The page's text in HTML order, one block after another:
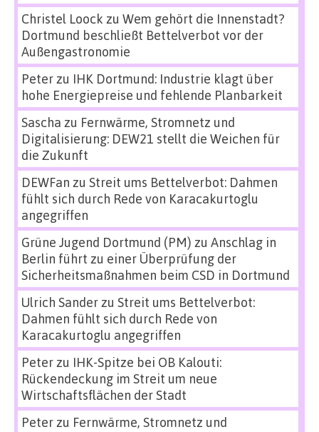
Christel Loock zu Wem gehört die Innenstadt?
Dortmund beschließt Bettelverbot vor der
Außengastronomie
Peterzu IHK Dortmund: Industrie klagt über
hohe Energiepreise und fehlende Planbarkeit
Sascha zu Fernwärme, Stromnetz und
Digitalisierung: DEW21 stellt die Weichen für
die Zukunft
DEWFan zu Streit ums Bettelverbot: Dahmen
fühlt sich durch Rede von Karacakurtoglu
angegriffen
Grüne Jugend Dortmund (PM) zu Anschlag in
Berlin führt zu einer Überprüfung der
Sicherheitsmaßnahmen beim CSD in Dortmund
Ulrich Sanderzu Streit ums Bettelverbot:
Dahmen fühlt sich durch Rede von
Karacakurtoglu angegriffen
Peterzu IHK-Spitze bei OB Kalouti:
Rückendeckung im Streit um neue
Wirtschaftsflächen der Stadt
Peterzu Fernwärme, Stromnetz und